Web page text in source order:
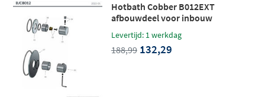
Hotbath Cobber B012EXT
afbouwdeel voor inbouw
thermostaat met 1 stopkraan
chroom (model 2019)
Levertijd: 1 werkdag
188,99 132,29